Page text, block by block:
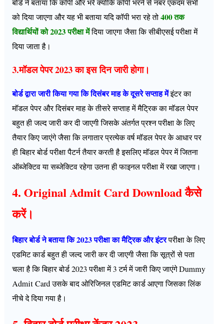
बोर्ड ने बताया कि कॉपी और भरे क्योंकि कॉपी भरने से नंबर एकदम सभी
को दिया जाएगा और यह भी बताया यदि कॉपी भरा रहे तो400 तक
विद्यार्थियों को 2023 परीक्षा मेंदिया जाएगा जैसा कि सीबीएसई परीक्षा में
दिया जाता है।
3.मॉडल पेपर 2023 का इस दिन जारी होगा।
बोर्ड द्वारा जारी किया गया कि दिसंबर माह के दूसरे सप्ताह मेंइंटर का
मॉडल पेपर और दिसंबर माह के तीसरे सप्ताह में मैट्रिक का मॉडल पेपर
बहुत ही जल्द जारी कर दी जाएगी जिसके अंतर्गत प्रश्न परीक्षा के लिए
तैयार किए जाएंगे जैसा कि लगातार प्रत्येक वर्ष मॉडल पेपर के आधार पर
ही बिहार बोर्ड परीक्षा पैटर्न तैयार करती है इसलिए मॉडल पेपर में जितना
ऑब्जेक्टिव या सब्जेक्टिव रहेगा उतना ही फाइनल परीक्षा में रखा जाएगा।
4. Original Admit Card Download कैसे
करें।
बिहार बोर्ड ने बताया कि 2023 परीक्षा का मैट्रिक और इंटरपरीक्षा के लिए
एडमिट कार्ड बहुत ही जल्द जारी कर दी जाएगी जैसा कि सूत्रों से पता
चला है कि बिहार बोर्ड 2023 परीक्षा में 3 टर्म में जारी किए जाएंगे Dummy
Admit Card उसके बाद ओरिजिनल एडमिट कार्ड आएगा जिसका लिंक
नीचे दे दिया गया है।